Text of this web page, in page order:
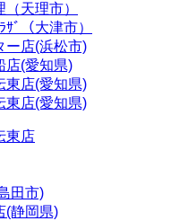
天理市）
ﾞ（大津市）
ー店(浜松市)
店(愛知県)
東店(愛知県)
東店(愛知県)
東店
田市)
(静岡県)